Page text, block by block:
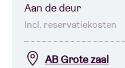
Concertcheque
Over AB
Aan de deur
Incl. reservatiekosten
AB Grote zaal